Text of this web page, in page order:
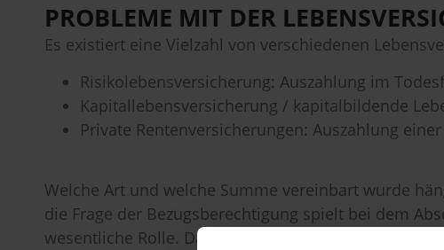
PROBLEME MIT DER
Es existiert eine Vielzahl von verschiedenen
Risikolebensversicherung: Auszahlung im
Kapitallebensversicherung / kapitalbildende
Private Rentenversicherungen: Auszahlung einer
Welche Art und welche Summe vereinbart wurde
die Frage der Bezugsberechtigung spielt bei dem
wesentliche Rolle. Da es sich bei dem